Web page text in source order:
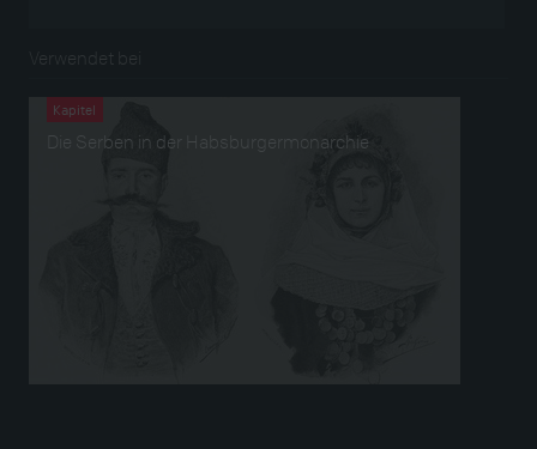
Verwendet bei
Kapitel
Die Serben in der Habsburgermonarchie